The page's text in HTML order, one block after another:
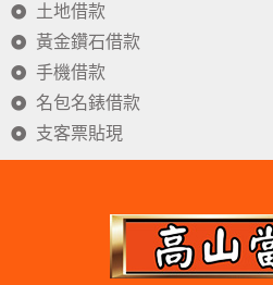
土地借款
黃金鑽石借款
手機借款
名包名錶借款
支客票貼現